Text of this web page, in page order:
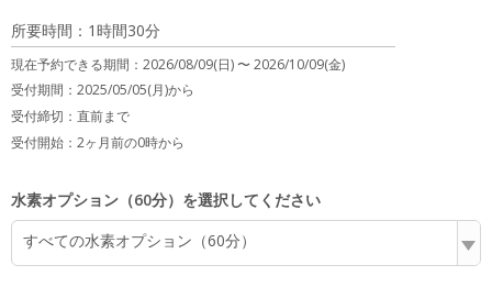
所要時間：1時間30分
現在予約できる期間： 2026/08/09(日) 〜2026/10/09(金)
受付期間：2025/05/05(月)から
受付締切： 直前まで
受付開始： 2ヶ月前の0時から
水素オプション（60分）を選択してください
すべての水素オプション（60分）